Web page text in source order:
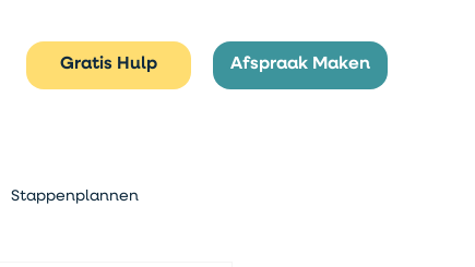
Gratis Hulp Afspraak Maken
Stappenplannen